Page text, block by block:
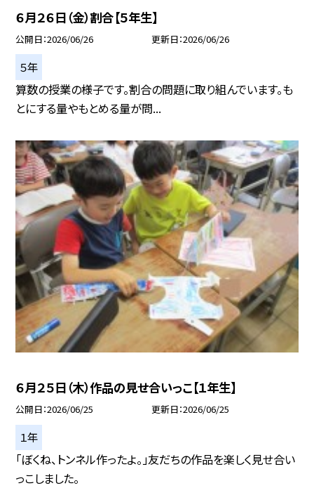
６月２６日（金）割合【５年生】
公開日 2026/06/26 更新日 2026/06/26
５年
算数の授業の様子です。割合の問題に取り組んでいます。も
とにする量やもとめる量が問...
６月２５日（木）作品の見せ合いっこ【１年生】
公開日 2026/06/25 更新日 2026/06/25
１年
「ぼくね、トンネル作ったよ。」友だちの作品を楽しく見せ合い
っこしました。